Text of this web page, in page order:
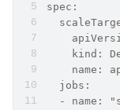
spec:
kind:
name:
  jobs:
- name: